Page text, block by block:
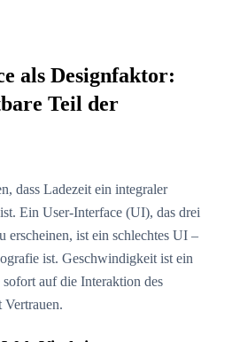
als Designfaktor:
Teil der
dass Ladezeit ein integraler
Ein User-Interface (UI), das drei
erscheinen, ist ein schlechtes UI –
ist. Geschwindigkeit ist ein
auf die Interaktion des
Vertrauen.